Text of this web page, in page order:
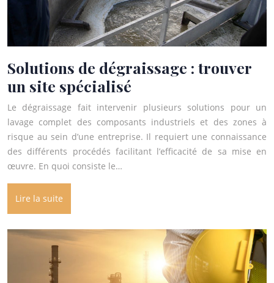
Solutions de dégraissage : trouver
un site spécialisé
Le dégraissage fait intervenir plusieurs solutions pour un
lavage complet des composants industriels et des zones à
risque au sein d’une entreprise. Il requiert une connaissance
des différents procédés facilitant l’efficacité de sa mise en
œuvre. En quoi consiste le…
Lire la suite